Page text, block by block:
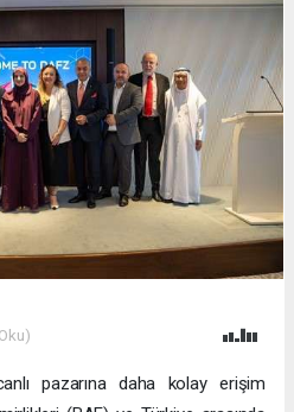
pazarına daha kolay erişim